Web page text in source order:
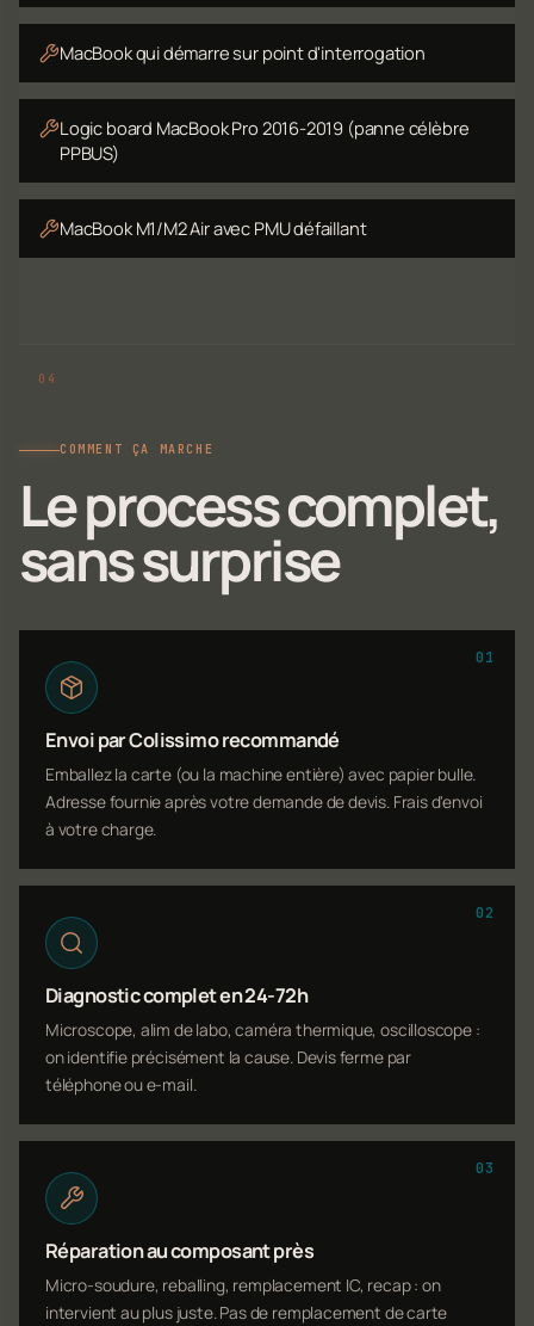
MacBook qui démarre sur point d'interrogation
Logic board MacBook Pro 2016-2019 (panne célèbre
PPBUS)
MacBook M1/M2 Air avec PMU défaillant
COMMENT ÇA MARCHE
Le process complet,
sans surprise
01
Envoi par Colissimo recommandé
Emballez la carte (ou la machine entière) avec papier bulle.
Adresse fournie après votre demande de devis. Frais d'envoi
à votre charge.
02
Diagnostic complet en 24-72h
Microscope, alim de labo, caméra thermique, oscilloscope :
on identifie précisément la cause. Devis ferme par
téléphone ou e-mail.
03
Réparation au composant près
Micro-soudure, reballing, remplacement IC, recap : on
intervient au plus juste. Pas de remplacement de carte